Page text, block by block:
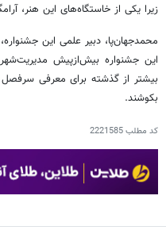
زیرا یکی از خاستگاه‌های این هنر،
محمدجهان‌پا، دبیر علمی این
این جشنواره بیش‌ازپیش
بیشتر از گذشته برای معرفی سرفصل‌
بکوشند.
کد مطلب2221585